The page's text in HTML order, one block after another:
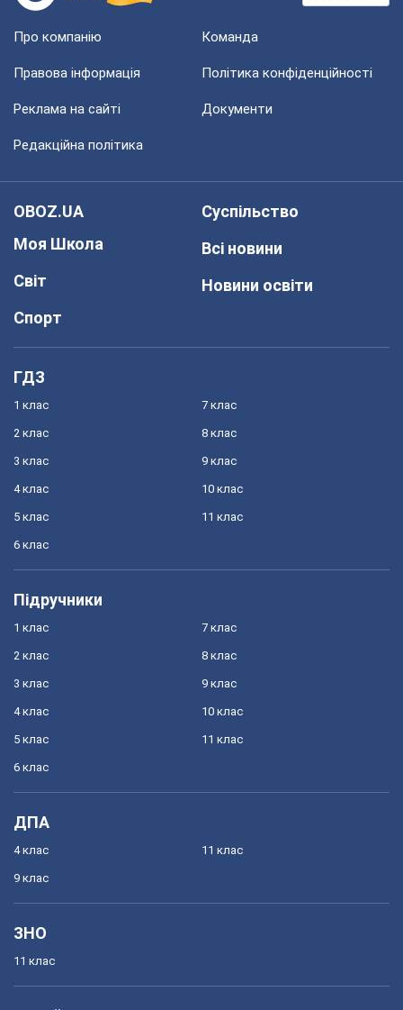
Про компанію Команда
Правова інформація Політика конфіденційності
Реклама на сайті Документи
Редакційна політика
OBOZ.UA
Моя Школа
Світ
Спорт
Суспільство
Всі новини
Новини освіти
ГДЗ
1 клас
2 клас
3 клас
4 клас
5 клас
6 клас
7 клас
8 клас
9 клас
10 клас
11 клас
Підручники
1 клас
2 клас
3 клас
4 клас
5 клас
6 клас
7 клас
8 клас
9 клас
10 клас
11 клас
ДПА
4 клас
9 клас
11 клас
ЗНО
11 клас